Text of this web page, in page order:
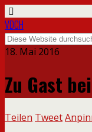
VDCH
18. Mai 2016
Zu Gast
Teilen Tweet